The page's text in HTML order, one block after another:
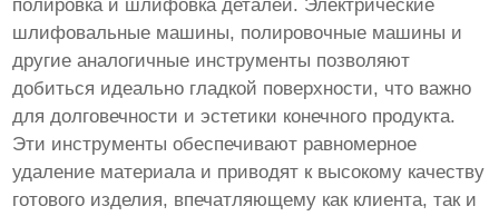
полировка и шлифовка деталей. Электрические
шлифовальные машины, полировочные машины и
другие аналогичные инструменты позволяют
добиться идеально гладкой поверхности, что важно
для долговечности и эстетики конечного продукта.
Эти инструменты обеспечивают равномерное
удаление материала и приводят к высокому качеству
готового изделия, впечатляющему как клиента, так и